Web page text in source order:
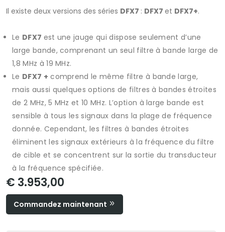
Il existe deux versions des séries DFX7 : DFX7 et DFX7+.
Le DFX7 est une jauge qui dispose seulement d’une
large bande, comprenant un seul filtre à bande large de
1,8 MHz à 19 MHz.
Le DFX7 + comprend le même filtre à bande large,
mais aussi quelques options de filtres à bandes étroites
de 2 MHz, 5 MHz et 10 MHz. L’option à large bande est
sensible à tous les signaux dans la plage de fréquence
donnée. Cependant, les filtres à bandes étroites
éliminent les signaux extérieurs à la fréquence du filtre
de cible et se concentrent sur la sortie du transducteur
à la fréquence spécifiée.
€ 3.953,00
Commandez maintenant